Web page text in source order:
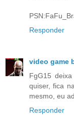
Responder
video game
FgG15
quiser, fica
mesmo, eu
Responder